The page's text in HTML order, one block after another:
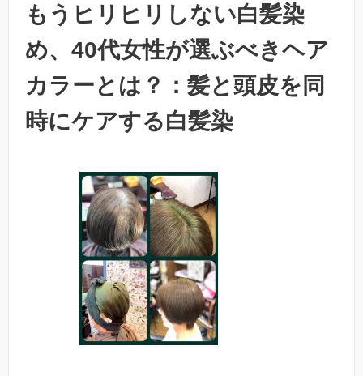
もうヒリヒリしない白髪染
め、40代女性が選ぶべきヘア
カラーとは？：髪と頭皮を同
時にケアする白髪染